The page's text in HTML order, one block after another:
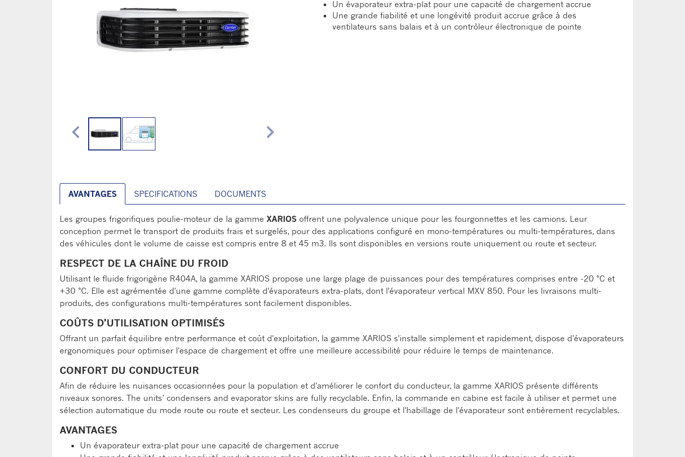
chevron_left chevron_right
Un évaporateur extra-plat pour une capacité de chargement accrue
Une grande fiabilité et une longévité produit accrue grâce à des
ventilateurs sans balais et à un contrôleur électronique de pointe
AVANTAGES SPECIFICATIONS DOCUMENTS
Les groupes frigorifiques poulie-moteur de la gamme XARIOS offrent une polyvalence unique pour les fourgonnettes et les camions. Leur
conception permet le transport de produits frais et surgelés, pour des applications configuré en mono-températures ou multi-températures, dans
des véhicules dont le volume de caisse est compris entre 8 et 45 m3. Ils sont disponibles en versions route uniquement ou route et secteur.
RESPECT DE LA CHAÎNE DU FROID
Utilisant le fluide frigorigène R404A, la gamme XARIOS propose une large plage de puissances pour des températures comprises entre -20 °C et
+30 °C. Elle est agrémentée d'une gamme complète d'évaporateurs extra-plats, dont l'évaporateur vertical MXV 850. Pour les livraisons multi-
produits, des configurations multi-températures sont facilement disponibles.
COÛTS D'UTILISATION OPTIMISÉS
Offrant un parfait équilibre entre performance et coût d'exploitation, la gamme XARIOS s'installe simplement et rapidement, dispose d'évaporateurs
ergonomiques pour optimiser l'espace de chargement et offre une meilleure accessibilité pour réduire le temps de maintenance.
CONFORT DU CONDUCTEUR
Afin de réduire les nuisances occasionnées pour la population et d'améliorer le confort du conducteur, la gamme XARIOS présente différents
niveaux sonores. The units’ condensers and evaporator skins are fully recyclable. Enfin, la commande en cabine est facile à utiliser et permet une
sélection automatique du mode route ou route et secteur. Les condenseurs du groupe et l'habillage de l'évaporateur sont entièrement recyclables.
AVANTAGES
Un évaporateur extra-plat pour une capacité de chargement accrue